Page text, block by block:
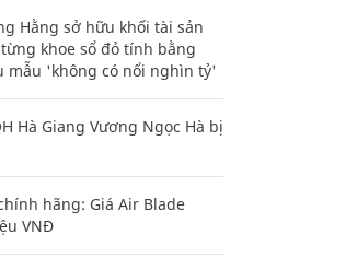
Hằng sở hữu khối tài sản
khoe sổ đỏ tính bằng
mẫu 'không có nổi nghìn tỷ'
Hà Giang Vương Ngọc Hà bị
hãng: Giá Air Blade
VNĐ